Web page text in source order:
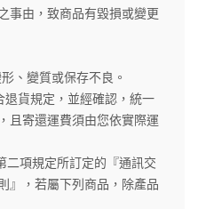
事由，致商品有毀損或變更
、變質或保存不良。
貨規定，並經確認，統一
且寄還運費須由您依實際運
二項規定所訂定的『通訊交
』，若屬下列商品，除產品